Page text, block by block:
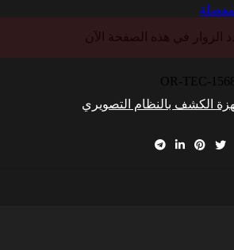
OR-TEC-
الكشف بالنظام التصويري